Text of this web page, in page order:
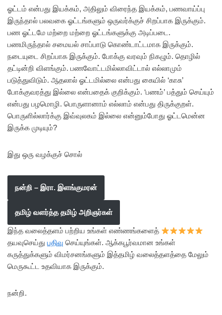
ஓட்டம் என்பது இயக்கம், அதிலும் விரைந்த இயக்கம், பணவாய்ப்பு
இருந்தால் பலவகை ஓட்டங்களும் ஒருவர்க்குச் சிறப்பாக இருக்கும்.
பண ஓட்டமே மற்றை மற்றை ஓட்டங்களுக்கு அடிப்படை.
பணமிருந்தால் சமையல் சாப்பாடு கொண்டாட்டமாக இருக்கும்.
நடையுடை சிறப்பாக இருக்கும். போக்கு வரவும் நிகழும். தொழில்
தட்டின்றி விளங்கும். பணவோட்டமில்லாவிட்டால் எல்லாமும்
படுத்துவிடும். ஆதலால் ஓட்டமில்லை என்பது கையில் ‘காசு’
போக்குவரத்து இல்லை என்பதைக் குறிக்கும். ‘பணம்’ பத்தும் செய்யும்
என்பது பழமொழி. பொருளானாம் எல்லாம் என்பது திருக்குறள்.
பொருளில்லார்க்கு இவ்வுலகம் இல்லை என்னும்போது ஓட்டமென்ன
இருக்க முடியும்?
இது ஒரு வழக்குச் சொல்
நன்றி – இரா. இளங்குமரன்
தமிழ் வளர்த்த தமிழ் அறிஞர்கள்
இந்த வலைத்தளம் பற்றிய உங்கள் எண்ணங்களைத்
தயவுசெய்து பதிவு செய்யுங்கள். ஆக்கபூர்வமான உங்கள்
கருத்துக்களும் விமர்சனங்களும் இத்தமிழ் வலைத்தளத்தை மேலும்
மெருகூட்ட உதவியாக இருக்கும்.
நன்றி.